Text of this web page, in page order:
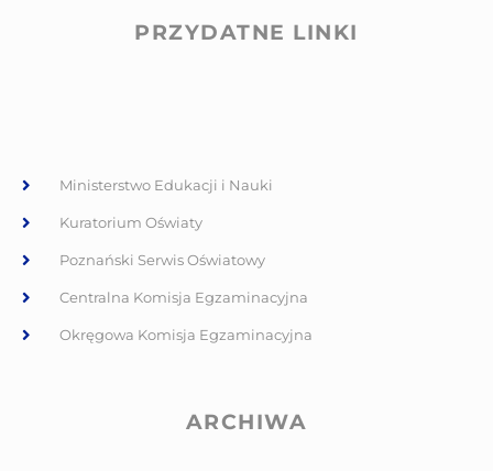
PRZYDATNE LINKI
Ministerstwo Edukacji i Nauki
Kuratorium Oświaty
Poznański Serwis Oświatowy
Centralna Komisja Egzaminacyjna
Okręgowa Komisja Egzaminacyjna
ARCHIWA